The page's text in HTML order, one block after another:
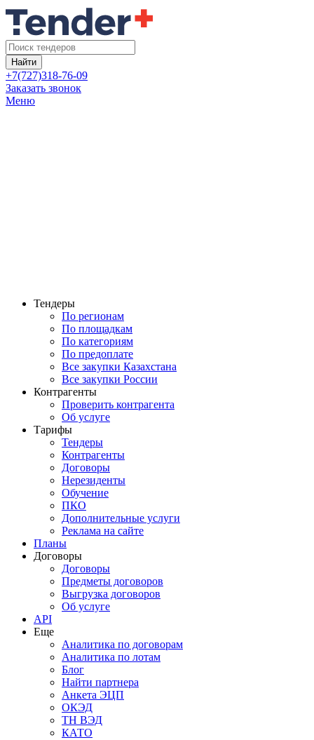
Найти
+7(727)318-76-09
Заказать звонок
Меню
Тендеры
По регионам
По площадкам
По категориям
По предоплате
Все закупки Казахстана
Все закупки России
Контрагенты
Проверить контрагента
Об услуге
Тарифы
Тендеры
Контрагенты
Договоры
Нерезиденты
Обучение
ПКО
Дополнительные услуги
Реклама на сайте
Планы
Договоры
Договоры
Предметы договоров
Выгрузка договоров
Об услуге
API
Еще
Аналитика по договорам
Аналитика по лотам
Блог
Найти партнера
Анкета ЭЦП
ОКЭД
ТН ВЭД
КАТО